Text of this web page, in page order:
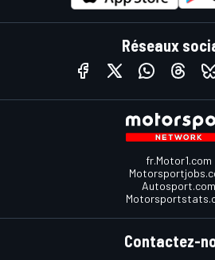
Réseaux
fr.Motor1.com
Autosport.com
Contactez-